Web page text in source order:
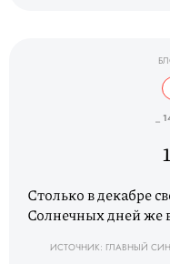
_
Столько в декабре
Солнечных дней же
ИСТОЧНИК: ГЛАВНЫЙ